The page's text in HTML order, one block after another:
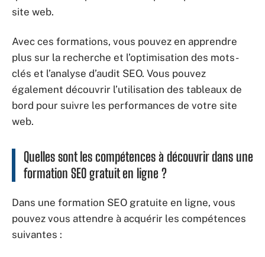
site web.
Avec ces formations, vous pouvez en apprendre
plus sur la recherche et l’optimisation des mots-
clés et l’analyse d’audit SEO. Vous pouvez
également découvrir l’utilisation des tableaux de
bord pour suivre les performances de votre site
web.
Quelles sont les compétences à découvrir dans une
formation SEO gratuit en ligne ?
Dans une formation SEO gratuite en ligne, vous
pouvez vous attendre à acquérir les compétences
suivantes :